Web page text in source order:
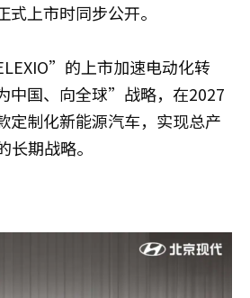
上市时同步公开。
的上市加速电动化转
中国、向全球”战略，在2027
定制化新能源汽车，实现总产
期战略。